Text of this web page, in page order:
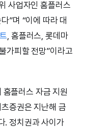
사업자인 홈플러스
”며 “이에 따라 대
, 홈플러스, 롯데마
가피할 전망”이라고
플러스 자금 지원
증권은 지난해 금
. 정치권과 사이가